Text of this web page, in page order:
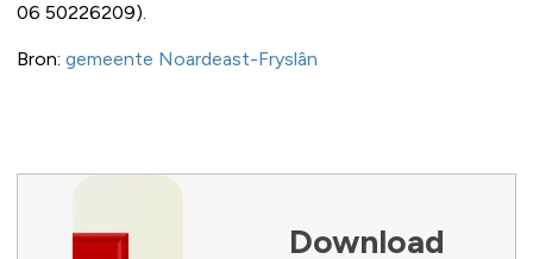
06 50226209).
Bron: gemeente Noardeast-Fryslân
Download